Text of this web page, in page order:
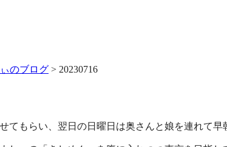
のブログ > 20230716
てもらい、翌日の日曜日は奥さんと娘を連れて